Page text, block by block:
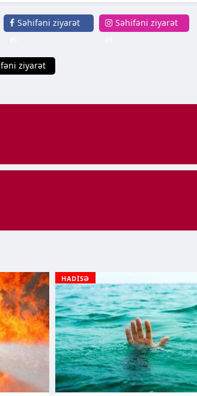
Səhifəni ziyarət
Səhifəni ziyarət
ziyarət
HADİSƏ